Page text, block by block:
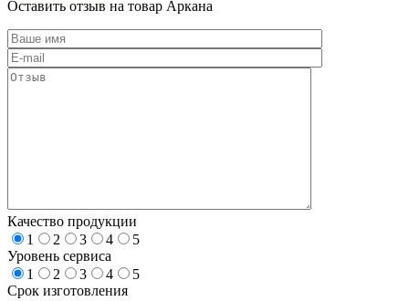
Оставить отзыв на товар Аркана
Качество продукции
1
2 3 4
5
Уровень сервиса
1
2 3 4
5
Срок изготовления